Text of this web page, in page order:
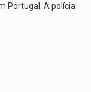
Portugal. A polícia